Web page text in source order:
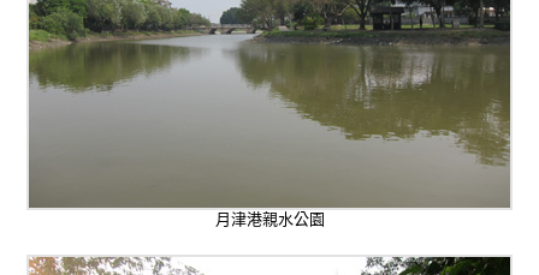
月津港親水公園